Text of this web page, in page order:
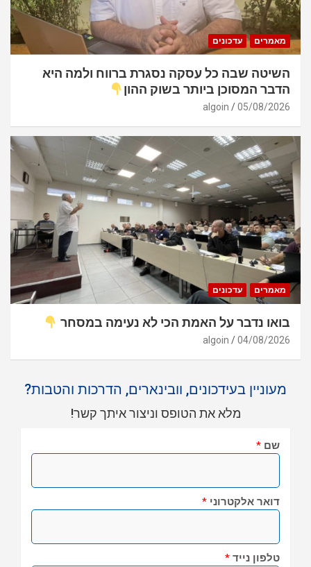
מאמרים עדכונים
השיטה שבה כל עסקה נסגרת ברווח ולמה היא
הדבר המסוכן ביותר בשוק ההון
05/08/2026
algoin
מאמרים עדכונים
בואו נדבר על האמת הכי לא נעימה במסחר
04/08/2026
algoin
מעוניין בעידכונים, וובינארים, הדרכות והטבות?
מלא את הטופס וניצור איתך קשר!
שם *
דואר אלקטרוני *
טלפון נייד *